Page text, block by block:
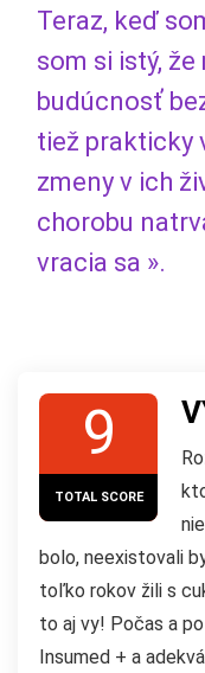
Teraz, keď
som si istý,
budúcnosť
tiež prakticky
zmeny v ich
chorobu
vracia sa ».
9
TOTAL SCORE
bolo, neexistovali
toľko rokov žili s
to aj vy! Počas a
Insumed + a